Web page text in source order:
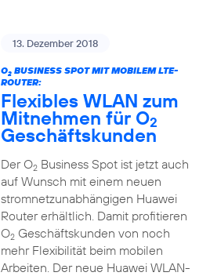
13. Dezember 2018
O2BUSINESS SPOT MIT MOBILEM LTE-
ROUTER:
Flexibles WLAN zum
Mitnehmen für O2
Geschäftskunden
Der O2Business Spot ist jetzt auch
auf Wunsch mit einem neuen
stromnetzunabhängigen Huawei
Router erhältlich. Damit profitieren
O2Geschäftskunden von noch
mehr Flexibilität beim mobilen
Arbeiten. Der neue Huawei WLAN-